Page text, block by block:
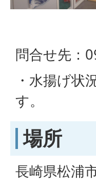
問合せ先：
・水揚げ状
す。
場所
長崎県松浦